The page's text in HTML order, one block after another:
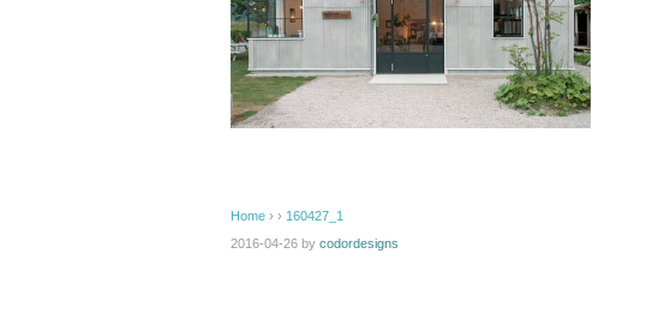
Home › › 160427_1
2016-04-26 by codordesigns